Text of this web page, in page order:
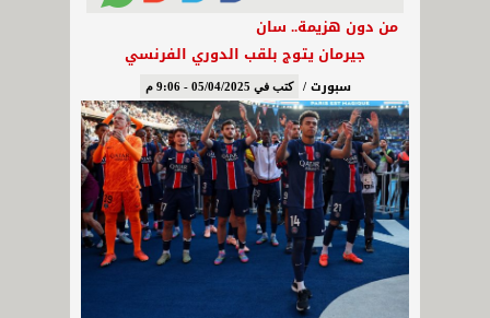
من دون هزيمة.. سان
جيرمان يتوج بلقب الدوري الفرنسي
سبورت / كتب في 05/04/2025 - 9:06 م